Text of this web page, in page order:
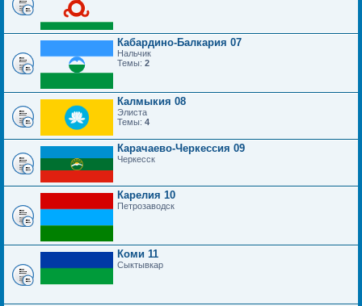
Кабардино-Балкария 07
Нальчик
Темы: 2
Калмыкия 08
Элиста
Темы: 4
Карачаево-Черкессия 09
Черкесск
Карелия 10
Петрозаводск
Коми 11
Сыктывкар